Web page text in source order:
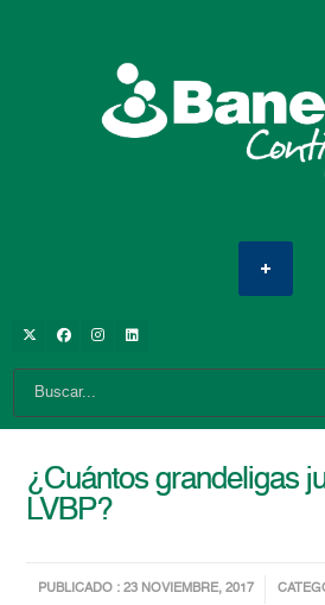
¿Cuántos grandeligas
LVBP?
PUBLICADO : 23 NOVIEMBRE, 2017